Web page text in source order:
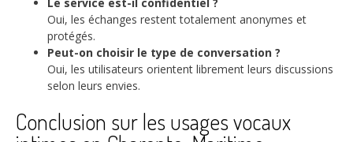
Le service est-il confidentiel ?
Oui, les échanges restent totalement anonymes et
protégés.
Peut-on choisir le type de conversation ?
Oui, les utilisateurs orientent librement leurs discussions
selon leurs envies.
Conclusion sur les usages vocaux